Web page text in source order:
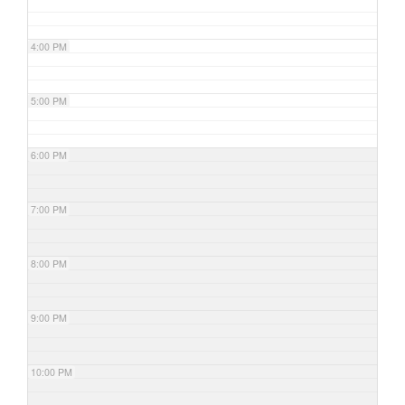
4:00 PM
5:00 PM
6:00 PM
7:00 PM
8:00 PM
9:00 PM
10:00 PM